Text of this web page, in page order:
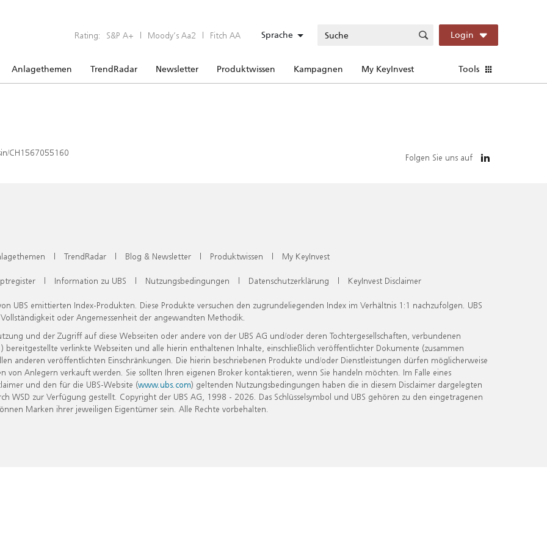
Rating: S&P A+ | Moody’s Aa2 | Fitch AA Sprache Login
Anlagethemen TrendRadar Newsletter Produktwissen Kampagnen My KeyInvest Tools
CH1567055160 Folgen Sie uns auf
| TrendRadar | Blog & Newsletter | Produktwissen | My KeyInvest
| Information zu UBS | Nutzungsbedingungen | Datenschutzerklärung | KeyInvest Disclaimer
UBS emittierten Index-Produkten. Diese Produkte versuchen den zugrundeliegenden Index im Verhältnis 1:1 nachzufolgen. UBS
oder Angemessenheit der angewandten Methodik.
und der Zugriff auf diese Webseiten oder andere von der UBS AG und/oder deren Tochtergesellschaften, verbundenen
verlinkte Webseiten und alle hierin enthaltenen Inhalte, einschließlich veröffentlichter Dokumente (zusammen
anderen veröffentlichten Einschränkungen. Die hierin beschriebenen Produkte und/oder Dienstleistungen dürfen möglicherweise
Anlegern verkauft werden. Sie sollten Ihren eigenen Broker kontaktieren, wenn Sie handeln möchten. Im Falle eines
und den für die UBS-Website (www.ubs.com) geltenden Nutzungsbedingungen haben die in diesem Disclaimer dargelegten
zur Verfügung gestellt. Copyright der UBS AG, 1998 - 2026. Das Schlüsselsymbol und UBS gehören zu den eingetragenen
Marken ihrer jeweiligen Eigentümer sein. Alle Rechte vorbehalten.